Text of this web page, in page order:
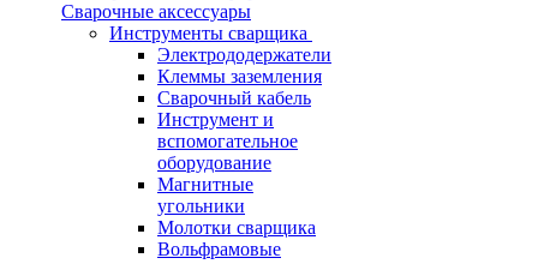
Сварочные аксессуары
Инструменты сварщика
Электрододержатели
Клеммы заземления
Сварочный кабель
Инструмент и
вспомогательное
оборудование
Магнитные
угольники
Молотки сварщика
Вольфрамовые